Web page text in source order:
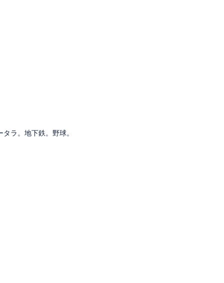
ラ。地下鉄。野球。